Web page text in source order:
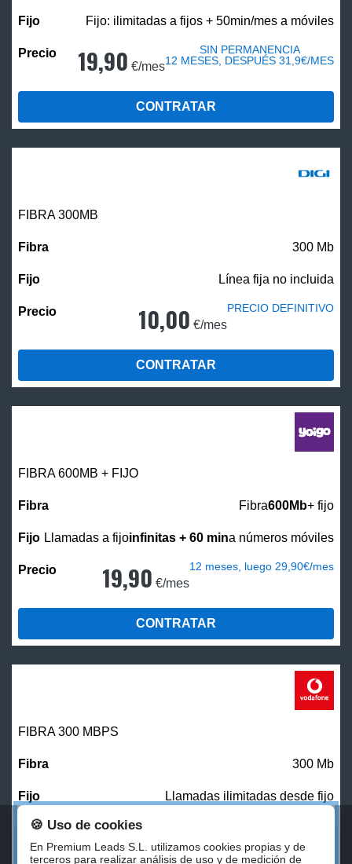
Fijo: ilimitadas a fijos + 50min/mes a móviles
19,90 €/mes
SIN PERMANENCIA
12 MESES, DESPUÉS 31,9€/MES
CONTRATAR
FIBRA 300MB
300 Mb
Línea fija no incluida
10,00 €/mes
PRECIO DEFINITIVO
CONTRATAR
FIBRA 600MB + FIJO
Fibra600Mb+ fijo
Llamadas a fijoinfinitas + 60 mina números móviles
19,90 €/mes
12 meses, luego 29,90€/mes
CONTRATAR
FIBRA 300 MBPS
300 Mb
Llamadas ilimitadas desde fijo
27,00 €/mes
🍪 Uso de cookies
En Premium Leads S.L. utilizamos cookies propias y de
terceros para realizar análisis de uso y de medición de